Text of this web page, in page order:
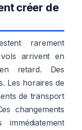
créer de
rarement
arrivent en
retard. Des
Les horaires de
de transport
changements